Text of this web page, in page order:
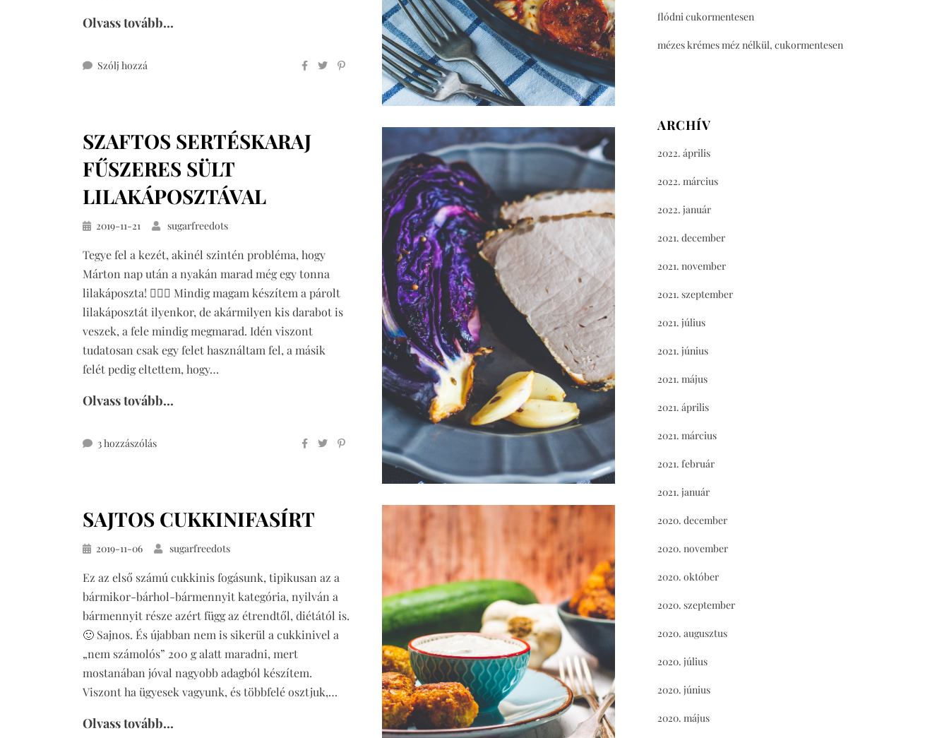
Olvass tovább...
Szólj hozzá
SZAFTOS SERTÉSKARAJ
FŰSZERES SÜLT
LILAKÁPOSZTÁVAL
Közzétéve
2019-11-21 sugarfreedots
Tegye fel a kezét, akinél szintén probléma, hogy
Márton nap után a nyakán marad még egy tonna
lilakáposzta! 🙋🏼‍♀️ Mindig magam készítem a párolt
lilakáposztát ilyenkor, de akármilyen kis darabot is
veszek, a fele mindig megmarad. Idén viszont
tudatosan csak egy felet használtam fel, a másik
felét pedig eltettem, hogy…
Olvass tovább...
3 hozzászólásszaftos
lilakáposztával
című
bejegyzéshez
SAJTOS CUKKINIFASÍRT
Közzétéve
2019-11-06 sugarfreedots
Ez az első számú cukkinis fogásunk, tipikusan az a
bármikor-bárhol-bármennyit kategória, nyilván a
bármennyit része azért függ az étrendtől, diétától is.
🙂 Sajnos. És újabban nem is sikerül a cukkinivel a
„nem számolós” 200 g alatt maradni, mert
mostanában jóval nagyobb adagból készítem.
Viszont ha ügyesek vagyunk, és többfelé osztjuk,…
Olvass tovább...
flódni cukormentesen
mézes krémes méz nélkül, cukormentesen
ARCHÍV
2022. április
2022. március
2022. január
2021. december
2021. november
2021. szeptember
2021. július
2021. június
2021. május
2021. április
2021. március
2021. február
2021. január
2020. december
2020. november
2020. október
2020. szeptember
2020. augusztus
2020. július
2020. június
2020. május